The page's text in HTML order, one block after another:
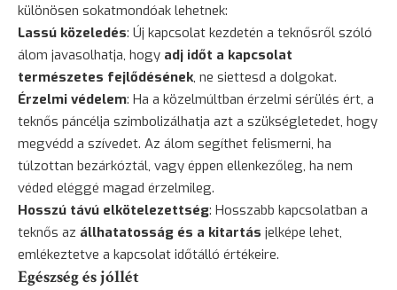
különösen sokatmondóak lehetnek:
Lassú közeledés: Új kapcsolat kezdetén a teknősről szóló
álom javasolhatja, hogy adj időt a kapcsolat
természetes fejlődésének, ne siettesd a dolgokat.
Érzelmi védelem: Ha a közelmúltban érzelmi sérülés ért, a
teknős páncélja szimbolizálhatja azt a szükségletedet, hogy
megvédd a szívedet. Az álom segíthet felismerni, ha
túlzottan bezárkóztál, vagy éppen ellenkezőleg, ha nem
véded eléggé magad érzelmileg.
Hosszú távú elkötelezettség: Hosszabb kapcsolatban a
teknős az állhatatosság és a kitartás jelképe lehet,
emlékeztetve a kapcsolat időtálló értékeire.
Egészség és jóllét